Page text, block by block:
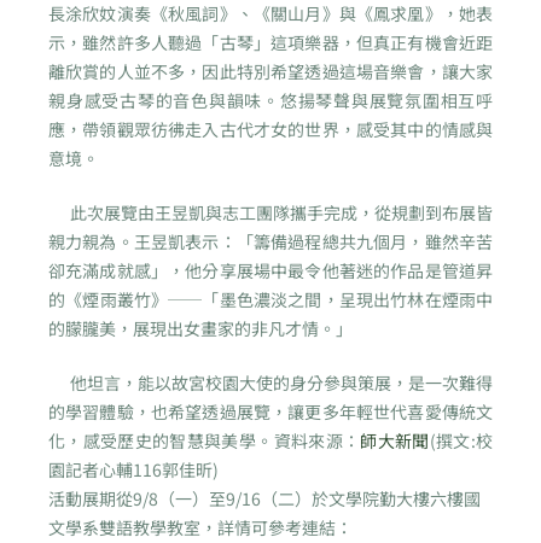
長涂欣妏演奏《秋風詞》、《關山月》與《鳳求凰》，她表
示，雖然許多人聽過「古琴」這項樂器，但真正有機會近距
離欣賞的人並不多，因此特別希望透過這場音樂會，讓大家
親身感受古琴的音色與韻味。悠揚琴聲與展覽氛圍相互呼
應，帶領觀眾彷彿走入古代才女的世界，感受其中的情感與
意境。
此次展覽由王昱凱與志工團隊攜手完成，從規劃到布展皆
親力親為。王昱凱表示：「籌備過程總共九個月，雖然辛苦
卻充滿成就感」，他分享展場中最令他著迷的作品是管道昇
的《煙雨叢竹》──「墨色濃淡之間，呈現出竹林在煙雨中
的朦朧美，展現出女畫家的非凡才情。」
他坦言，能以故宮校園大使的身分參與策展，是一次難得
的學習體驗，也希望透過展覽，讓更多年輕世代喜愛傳統文
化，感受歷史的智慧與美學。資料來源： 師大新聞(撰文:校
園記者心輔116郭佳昕)
活動展期從9/8（一）至9/16（二）於文學院勤大樓六樓國
文學系雙語教學教室，詳情可參考連結：